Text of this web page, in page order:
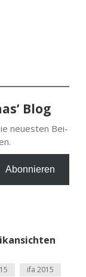
Blog
neu­es­ten Bei­
Abonnieren
ifa 2015